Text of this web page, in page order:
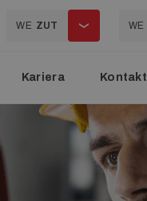
WE ZUT WE
Kariera Kontakt